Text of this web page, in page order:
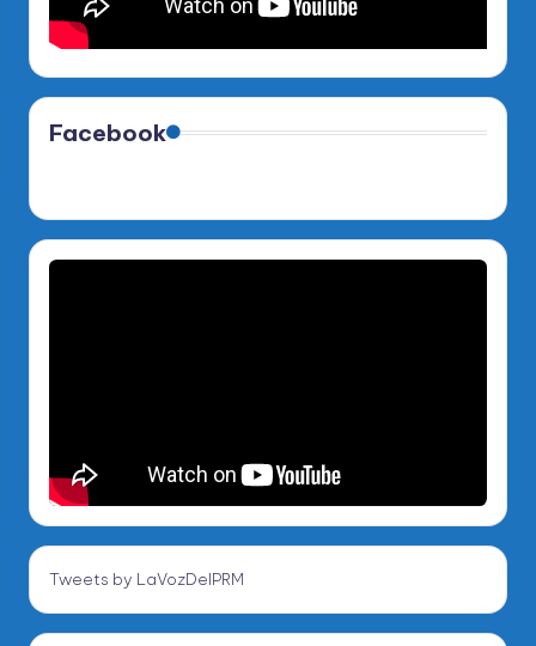
Facebook
Tweets by LaVozDelPRM